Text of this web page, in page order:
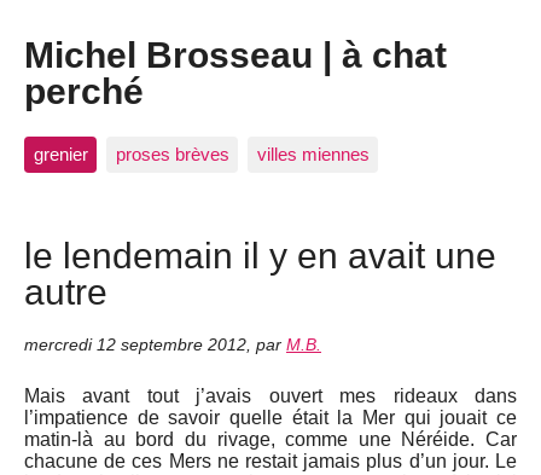
Michel Brosseau | à chat
perché
grenier proses brèves villes miennes
le lendemain il y en avait une
autre
mercredi 12 septembre 2012, par M.B.
Mais avant tout j’avais ouvert mes rideaux dans
l’impatience de savoir quelle était la Mer qui jouait ce
matin-là au bord du rivage, comme une Néréide. Car
chacune de ces Mers ne restait jamais plus d’un jour. Le